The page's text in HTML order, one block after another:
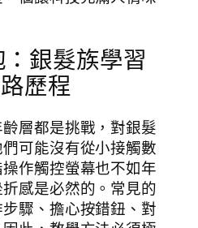
銀髮族學習
歷程
層都是挑戰，對銀髮
可能沒有從小接觸數
作觸控螢幕也不如年
感是必然的。常見的
驟、擔心按錯鈕、對